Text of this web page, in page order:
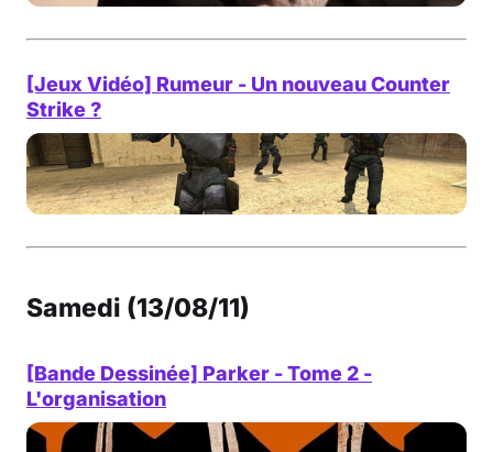
[Jeux Vidéo] Rumeur - Un nouveau Counter
Strike ?
Samedi (13/08/11)
[Bande Dessinée] Parker - Tome 2 -
L'organisation